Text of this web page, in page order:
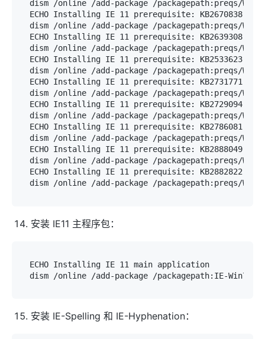
dism /online /add-package /packagepath:preqs/
ECHO Installing IE 11 prerequisite: KB2670838
dism /online /add-package /packagepath:preqs/
ECHO Installing IE 11 prerequisite: KB2639308
dism /online /add-package /packagepath:preqs/
ECHO Installing IE 11 prerequisite: KB2533623
dism /online /add-package /packagepath:preqs/
ECHO Installing IE 11 prerequisite: KB2731771
dism /online /add-package /packagepath:preqs/
ECHO Installing IE 11 prerequisite: KB2729094
dism /online /add-package /packagepath:preqs/
ECHO Installing IE 11 prerequisite: KB2786081
dism /online /add-package /packagepath:preqs/
ECHO Installing IE 11 prerequisite: KB2888049
dism /online /add-package /packagepath:preqs/
ECHO Installing IE 11 prerequisite: KB2882822
安装 IE11 主程序包：
ECHO Installing IE 11 main application
安装 IE-Spelling 和 IE-Hyphenation：